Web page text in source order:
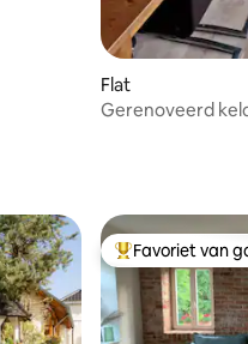
Flat
Gerenoveerd
Topfavoriet van
Favoriet van